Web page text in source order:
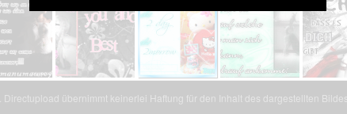
übernimmt keinerlei Haftung für den Inhalt des dargestellten